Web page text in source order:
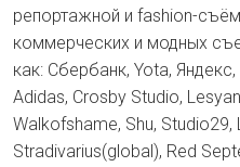
репортажной и fashion-
коммерческих и модных
как: Сбербанк, Yota,
Adidas, Crosby Studio,
Walkofshame, Shu, Studio29,
Stradivarius(global), Red